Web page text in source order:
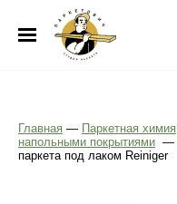
Главная — Паркетная химия
напольными покрытиями —
паркета под лаком Reiniger